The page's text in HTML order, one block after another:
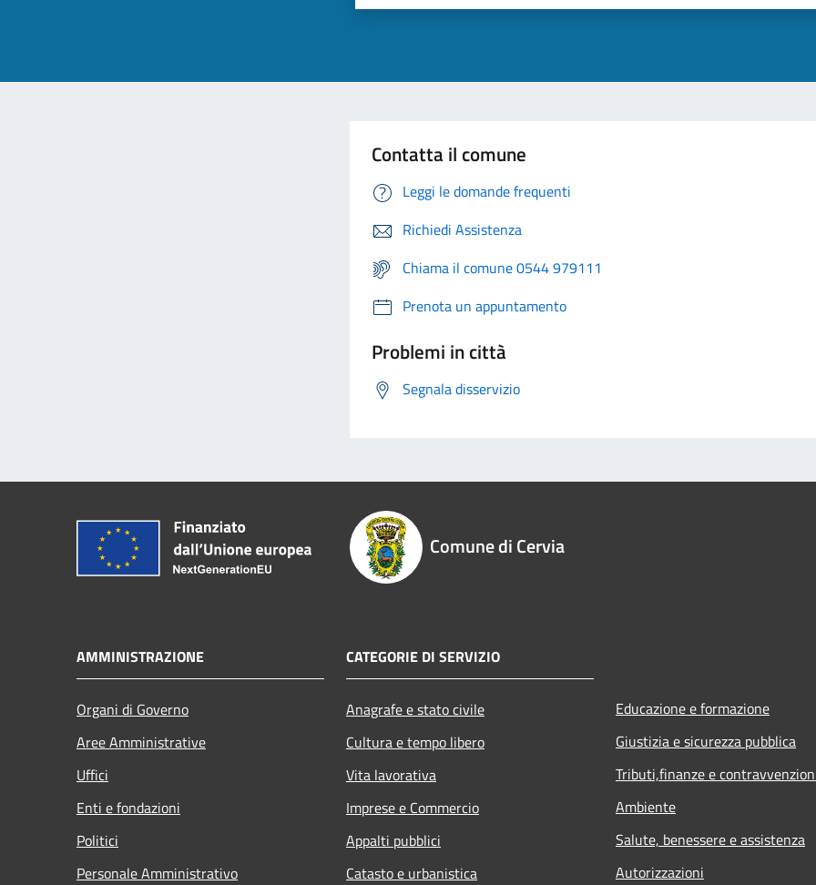
Contatta il comune
Leggi le domande frequenti
Richiedi Assistenza
Chiama il comune 0544 979111
Prenota un appuntamento
Problemi in città
Segnala disservizio
Comune di Cervia
AMMINISTRAZIONE
Organi di Governo
Aree Amministrative
Uffici
Enti e fondazioni
Politici
Personale Amministrativo
CATEGORIE DI SERVIZIO
Anagrafe e stato civile
Cultura e tempo libero
Vita lavorativa
Imprese e Commercio
Appalti pubblici
Catasto e urbanistica
Educazione e formazione
Giustizia e sicurezza pubblica
Tributi,finanze e
Ambiente
Salute, benessere e assistenza
Autorizzazioni